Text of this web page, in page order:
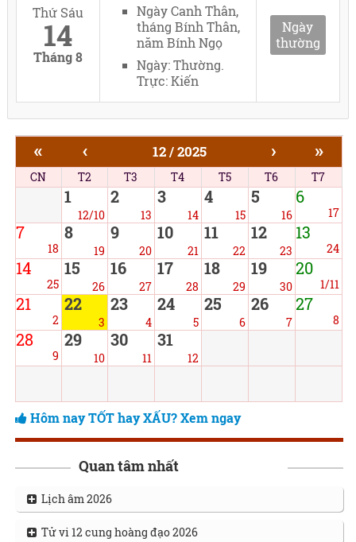
Thứ Sáu
14
Tháng 8
Ngày Canh Thân,
tháng Bính Thân,
năm Bính Ngọ
Ngày: Thường.
Trực: Kiến
Ngày
thường
« ‹ 12 / 2025 › »
CN T2 T3 T4 T5 T6 T7
1
12/10
2
13
3
14
4
15
5
16
6
17
7
18
8
19
9
20
10
21
11
22
12
23
13
24
14
25
15
26
16
27
17
28
18
29
19
30
20
1/11
21
2
22
3
23
4
24
5
25
6
26
7
27
8
28
9
29
10
30
11
31
12
Hôm nay TỐT hay XẤU? Xem ngay
Quan tâm nhất
Lịch âm 2026
Tử vi 12 cung hoàng đạo 2026